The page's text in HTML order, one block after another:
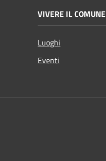
VIVERE IL COMUNE
Luoghi
Eventi